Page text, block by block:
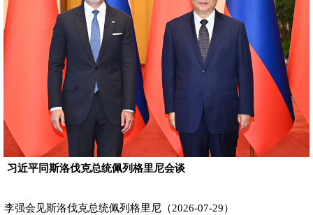
习近平同斯洛伐克总统佩列格里尼会谈
李强会见斯洛伐克总统佩列格里尼（2026-07-29）